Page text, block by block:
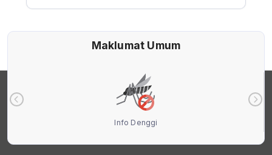
Maklumat Umum
Info Denggi